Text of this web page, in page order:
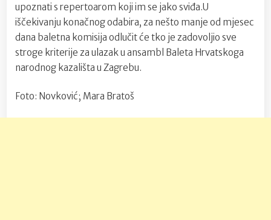
upoznati s repertoarom koji im se jako sviđa.U
iščekivanju konačnog odabira, za nešto manje od mjesec
dana baletna komisija odlučit će tko je zadovoljio sve
stroge kriterije za ulazak u ansambl Baleta Hrvatskoga
narodnog kazališta u Zagrebu.
Foto: Novković; Mara Bratoš